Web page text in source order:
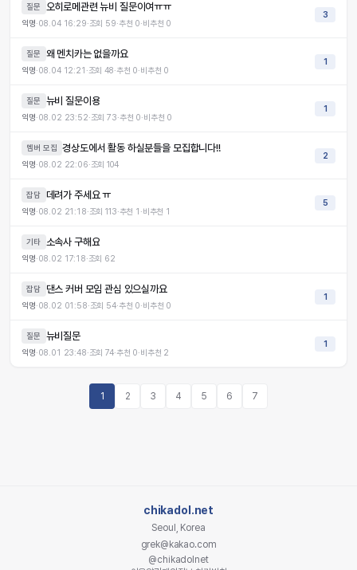
질문 오히로메관련 뉴비 질문이여ㅠㅠ
익명·08.04 16:29·조회 59·추천 0·비추천 0
3
질문 왜 멘치카는 없을까요
익명·08.04 12:21 ·조회48·추천 0·비추천 0
1
질문 뉴비 질문이용
익명·08.02 23:52·조회73·추천 0·비추천 0
1
멤버 모집 경상도에서 활동 하실분들을 모집합니다!!
익명·08.02 22:06·조회104
2
잡담 데려가 주세요 ㅠ
익명·08.02 21:18·조회113·추천 1 ·비추천 1
5
기타 소속사 구해요
익명·08.02 17:18·조회 62
잡담 댄스 커버 모임 관심 있으실까요
익명·08.02 01:58·조회 54·추천 0·비추천 0
1
질문 뉴비질문
익명·08.01 23:48·조회74·추천 0·비추천 2
1
1 2 3 4 5 6 7
chikadol.net
Seoul, Korea
grek@kakao.com
@chikadolnet